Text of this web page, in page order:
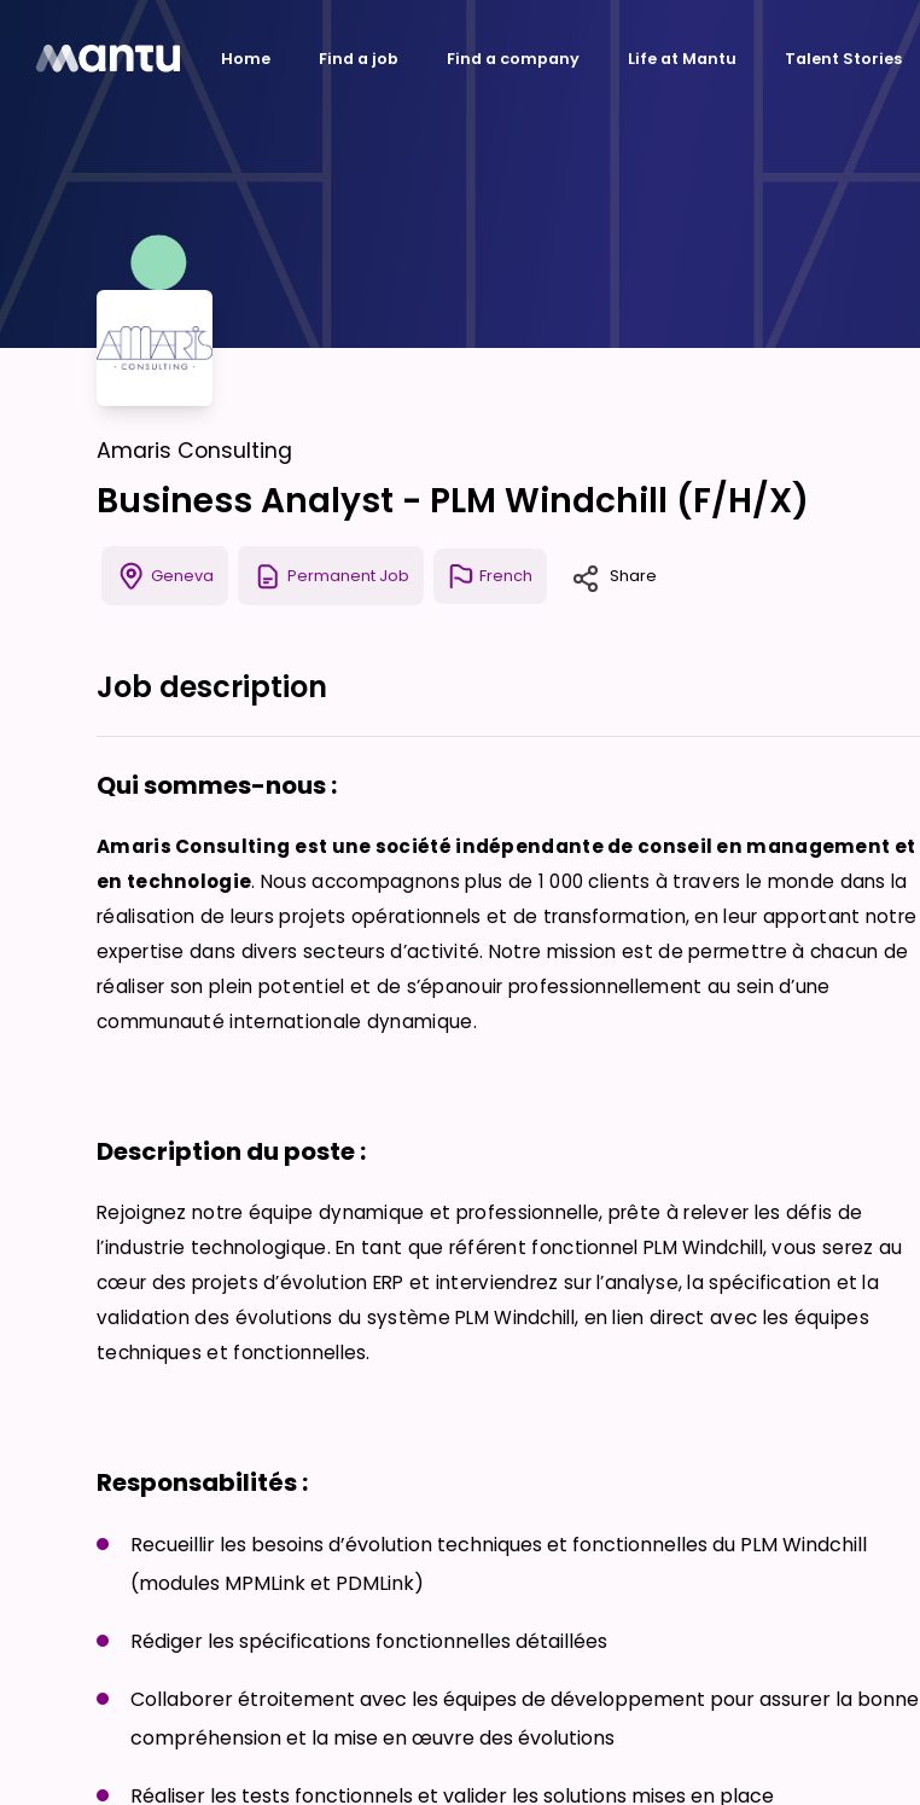
Home Find a job Find a company Life at Mantu Talent Stories
Amaris Consulting
Business Analyst - PLM Windchill (F/H/X)
Geneva Permanent Job French Share
Job description
Qui sommes-nous :
Amaris Consulting est une société indépendante de conseil en management et
en technologie. Nous accompagnons plus de 1 000 clients à travers le monde dans la
réalisation de leurs projets opérationnels et de transformation, en leur apportant notre
expertise dans divers secteurs d’activité. Notre mission est de permettre à chacun de
réaliser son plein potentiel et de s’épanouir professionnellement au sein d’une
communauté internationale dynamique.
Description du poste :
Rejoignez notre équipe dynamique et professionnelle, prête à relever les défis de
l’industrie technologique. En tant que référent fonctionnel PLM Windchill, vous serez au
cœur des projets d’évolution ERP et interviendrez sur l’analyse, la spécification et la
validation des évolutions du système PLM Windchill, en lien direct avec les équipes
techniques et fonctionnelles.
Responsabilités :
Recueillir les besoins d’évolution techniques et fonctionnelles du PLM Windchill
(modules MPMLink et PDMLink)
Rédiger les spécifications fonctionnelles détaillées
Collaborer étroitement avec les équipes de développement pour assurer la bonne
compréhension et la mise en œuvre des évolutions
Réaliser les tests fonctionnels et valider les solutions mises en place